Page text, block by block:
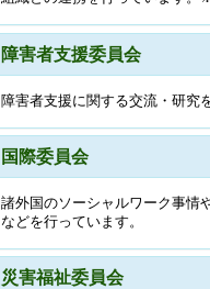
障害者支援委員会
障害者支援に関する交流・研究
国際委員会
諸外国のソーシャルワーク事情
などを行っています。
災害福祉委員会